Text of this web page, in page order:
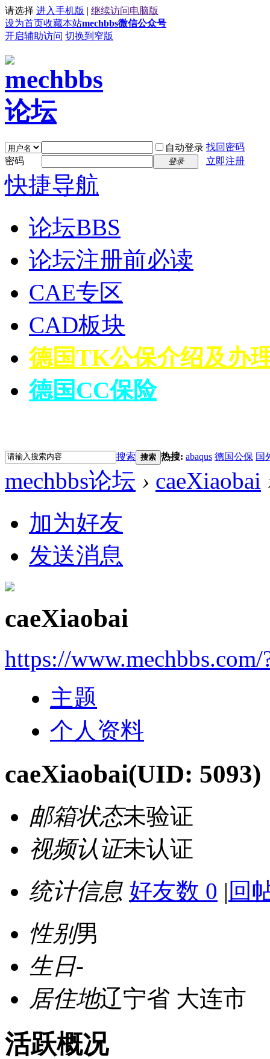
请选择 进入手机版 | 继续访问电脑版
设为首页收藏本站mechbbs微信公众号
开启辅助访问 切换到窄版
自动登录 找回密码
密码
登录 立即注册
快捷导航
论坛BBS
论坛注册前必读
CAE专区
CAD板块
德国TK公保介绍及办
德国CC保险
搜索 搜索 热搜: abaqus 德国公保 国
mechbbs论坛 › caeXiaobai
加为好友
发送消息
caeXiaobai
https://www.mechbbs.com/
主题
个人资料
caeXiaobai(UID: 5093)
邮箱状态未验证
视频认证未认证
统计信息 好友数 0 | 回
性别男
生日-
居住地辽宁省 大连市
活跃概况